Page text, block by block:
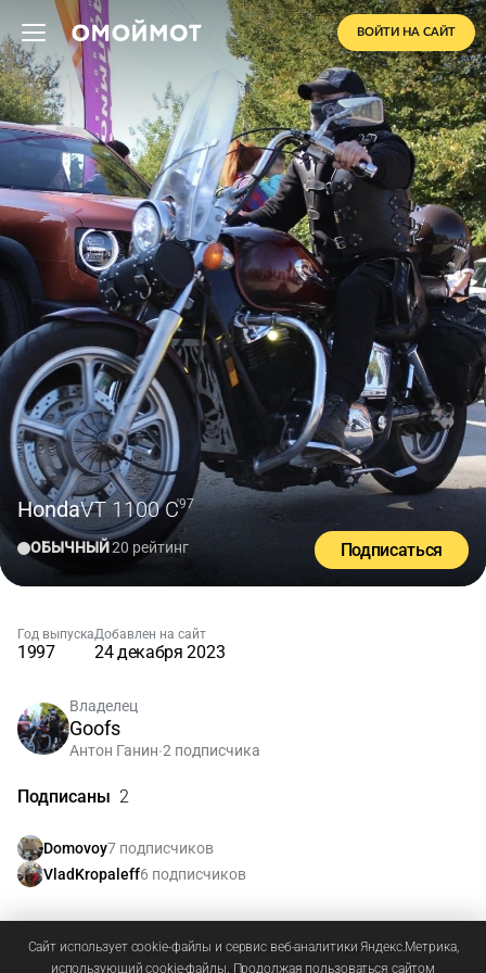
ВОЙТИ НА САЙТ
HondaVT 1100 C'97
ОБЫЧНЫЙ20 рейтинг Подписаться
Год выпуска
1997
Добавлен на сайт
24 декабря 2023
Владелец
Goofs
Антон Ганин•2 подписчика
Подписаны 2
Domovoy7 подписчиков
VladKropaleff6 подписчиков
Зарегистрируйтесьиливойдите, чтобы добавлять
Сайт использует cookie-файлы и сервис веб-аналитики Яндекс.Метрика,
использующий cookie-файлы. Продолжая пользоваться сайтом